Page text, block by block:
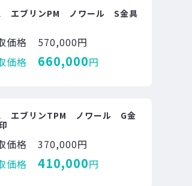
エブリンPM ノワール S金具
価格
570,000円
価格
660,000円
エブリンTPM ノワール G金
価格
370,000円
価格
410,000円